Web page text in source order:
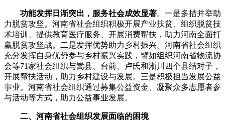
功能发挥日渐突出，服务社会成效显著。一是多措并举助
力脱贫攻坚。河南省社会组织积极开展产业扶贫、组织脱贫技
术培训、提供教育医疗服务、开展消费帮扶，助力河南全面打
赢脱贫攻坚战。二是发挥优势助力乡村振兴。河南省社会组织
充分发挥自身优势参与乡村振兴实践，譬如组织河南省物流协
会等71家社会组织与嵩县、台前、卢氏和淅川四个县结对子，
开展帮扶活动，助力乡村建设与发展。三是积极担当发展公益
事业。河南省社会组织通过募集公益资金、凝聚众多志愿者参
与活动等方式，助力公益事业发展。
二、河南省社会组织发展面临的困境